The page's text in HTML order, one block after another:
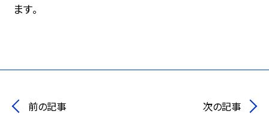
ます。
前の記事 次の記事